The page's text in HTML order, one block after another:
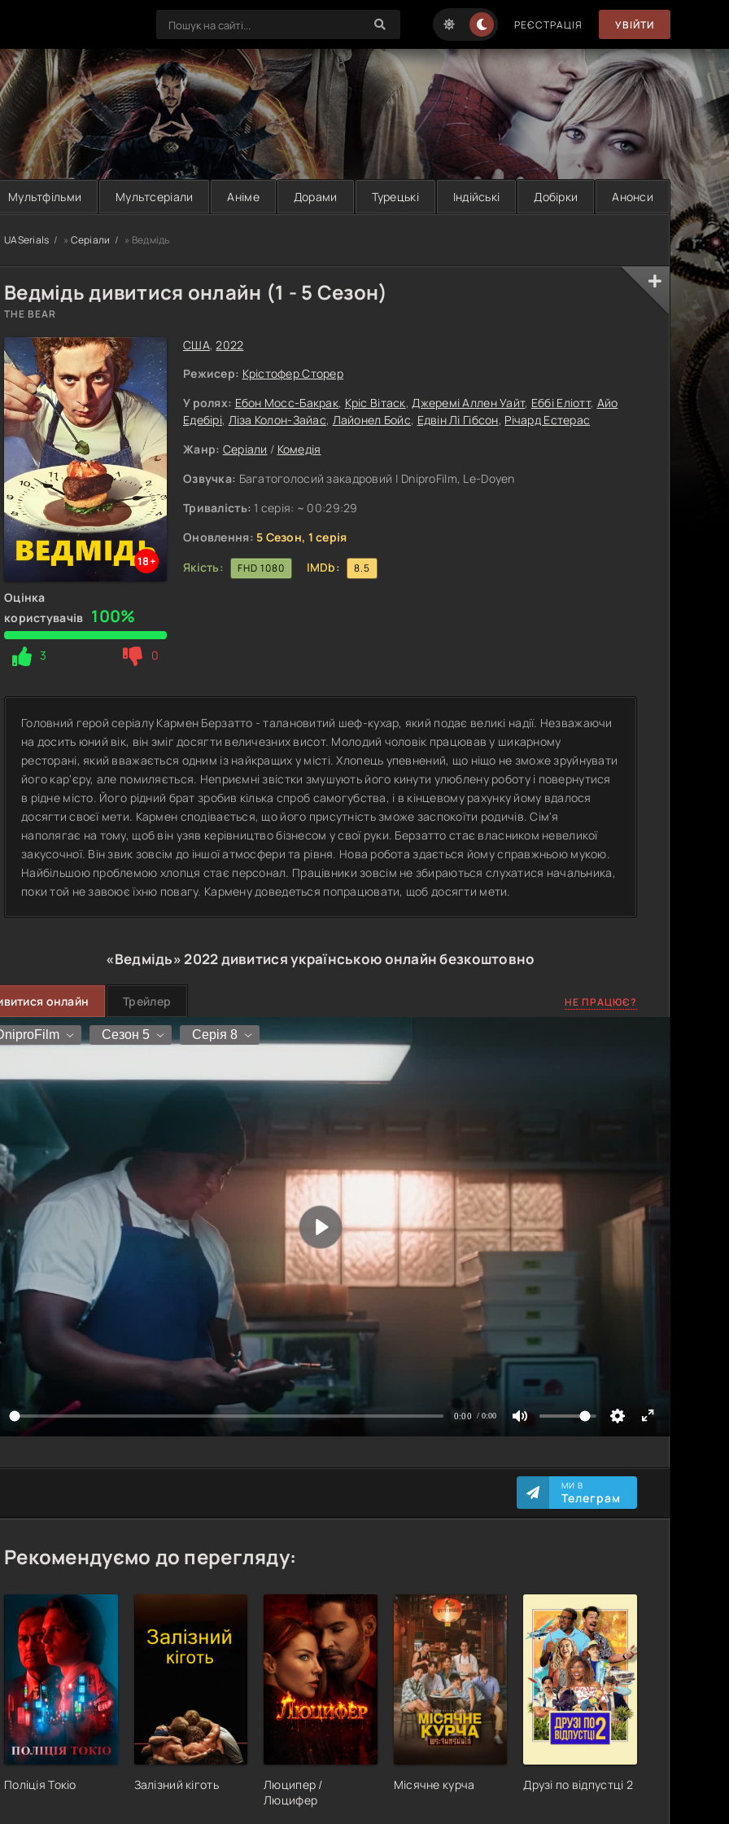
РЕЄСТРАЦІЯ УВІЙТИ
Мультфільми Мультсеріали Аніме Дорами Турецькі Індійські Добірки Анонси
UASerials » Серіали » Ведмідь
Ведмідь дивитися онлайн (1 - 5 Сезон)
THE BEAR
18+
Оцінка
користувачів 100%
3 0
США,2022
Режисер: Крістофер Сторер
У ролях: Ебон Мосс-Бакрак, Кріс Вітаск,Джеремі Аллен Уайт, Еббі Еліотт, Айо
Едебірі, Ліза Колон-Зайас, Лайонел Бойс, Едвін Лі Гібсон, Річард Естерас
Жанр: Серіали / Комедія
Озвучка: Багатоголосий закадровий | DniproFilm, Le-Doyen
Тривалість: 1 серія: ~ 00:29:29
Оновлення: 5 Сезон, 1 серія
Якість:
FHD 1080 IMDb: 8.5
Головний герой серіалу Кармен Берзатто - талановитий шеф-кухар, який подає великі надії. Незважаючи
на досить юний вік, він зміг досягти величезних висот. Молодий чоловік працював у шикарному
ресторані, який вважається одним із найкращих у місті. Хлопець упевнений, що ніщо не зможе зруйнувати
його кар'єру, але помиляється. Неприємні звістки змушують його кинути улюблену роботу і повернутися
в рідне місто. Його рідний брат зробив кілька спроб самогубства, і в кінцевому рахунку йому вдалося
досягти своєї мети. Кармен сподівається, що його присутність зможе заспокоїти родичів. Сім'я
наполягає на тому, щоб він узяв керівництво бізнесом у свої руки. Берзатто стає власником невеликої
закусочної. Він звик зовсім до іншої атмосфери та рівня. Нова робота здається йому справжньою мукою.
Найбільшою проблемою хлопця стає персонал. Працівники зовсім не збираються слухатися начальника,
поки той не завоює їхню повагу. Кармену доведеться попрацювати, щоб досягти мети.
«Ведмідь»2022дивитися українською онлайн безкоштовно
онлайн Трейлер НЕ ПРАЦЮЄ?
МИ В
Телеграм
Рекомендуємо до перегляду:
Поліція Токіо Залізний кіготь
Люципер /
Люцифер
Місячне курча Друзі по відпустці 2